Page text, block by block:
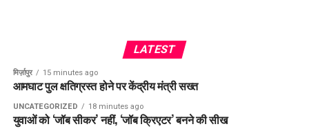
LATEST
मिर्ज़ापुर 15 minutes ago
आमघाट पुल क्षतिग्रस्त होने पर केंद्रीय मंत्री सख्त
UNCATEGORIZED 18 minutes ago
युवाओं को ‘जॉब सीकर’ नहीं, ‘जॉब क्रिएटर’ बनने की सीख